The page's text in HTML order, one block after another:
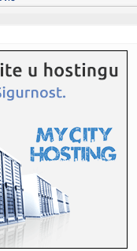
sve više pitaju AI umesto
za iznenađenjem: Ispali i
šećernu repu:
lansirao svoj prvi